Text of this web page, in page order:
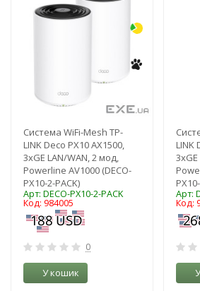
Система WiFi-Mesh TP-
LINK Deco PX10 AX1500,
3xGE LAN/WAN, 2 мод,
Powerline AV1000 (DECO-
PX10-2-PACK)
Арт: DECO-PX10-2-PACK
Код: 984005
0
У кошик
LINK
Арт:
Код: